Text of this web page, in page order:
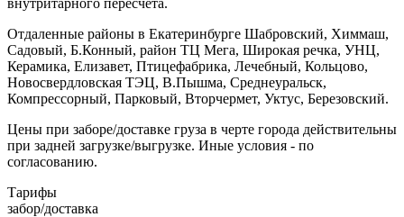
внутритарного пересчёта.
Отдаленные районы в Екатеринбурге Шабровский, Химмаш,
Садовый, Б.Конный, район ТЦ Мега, Широкая речка, УНЦ,
Керамика, Елизавет, Птицефабрика, Лечебный, Кольцово,
Новосвердловская ТЭЦ, В.Пышма, Среднеуральск,
Компрессорный, Парковый, Вторчермет, Уктус, Березовский.
Цены при заборе/доставке груза в черте города действительны
при задней загрузке/выгрузке. Иные условия - по
согласованию.
Тарифы
забор/доставка